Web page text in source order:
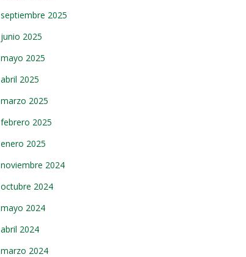
septiembre 2025
junio 2025
mayo 2025
abril 2025
marzo 2025
febrero 2025
enero 2025
noviembre 2024
octubre 2024
mayo 2024
abril 2024
marzo 2024